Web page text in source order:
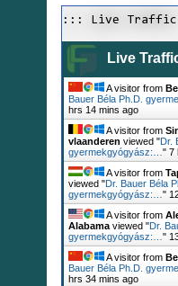
::: Live
Live
A visitor from
Bauer Béla Ph.D.
hrs 14 mins ago
A visitor from
vlaanderen viewed "Dr.
gyermekgyógyász:… " 7
A visitor from
viewed "Dr. Bauer Béla
gyermekgyógyász:… "
A visitor from
Alabama viewed "Dr.
gyermekgyógyász:… "
A visitor from
Bauer Béla Ph.D.
hrs 34 mins ago